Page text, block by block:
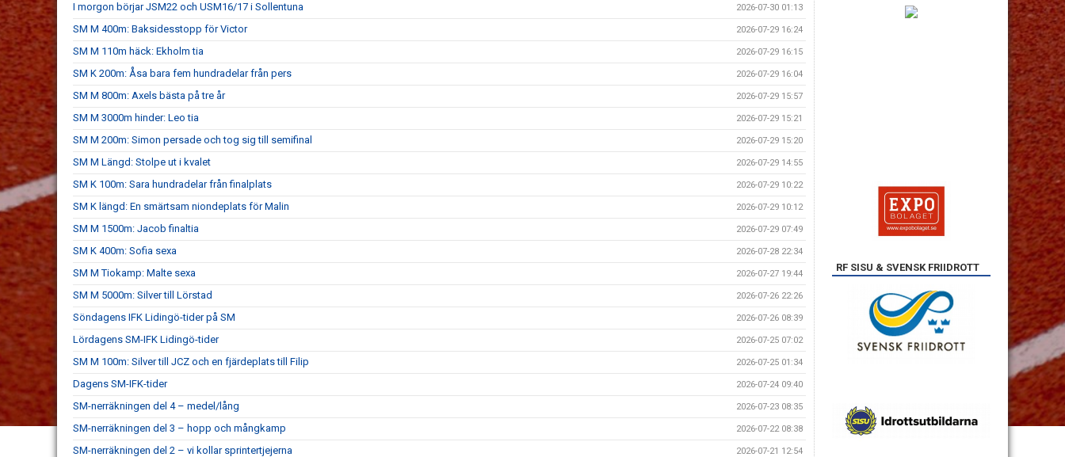
I morgon börjar JSM22 och USM16/17 i Sollentuna 2026-07-30 01:13
SM M 400m: Baksidesstopp för Victor 2026-07-29 16:24
SM M 110m häck: Ekholm tia 2026-07-29 16:15
SM K 200m: Åsa bara fem hundradelar från pers 2026-07-29 16:04
SM M 800m: Axels bästa på tre år 2026-07-29 15:57
SM M 3000m hinder: Leo tia 2026-07-29 15:21
SM M 200m: Simon persade och tog sig till semifinal 2026-07-29 15:20
SM M Längd: Stolpe ut i kvalet 2026-07-29 14:55
SM K 100m: Sara hundradelar från finalplats 2026-07-29 10:22
SM K längd: En smärtsam niondeplats för Malin 2026-07-29 10:12
SM M 1500m: Jacob finaltia 2026-07-29 07:49
SM K 400m: Sofia sexa 2026-07-28 22:34
SM M Tiokamp: Malte sexa 2026-07-27 19:44
SM M 5000m: Silver till Lörstad 2026-07-26 22:26
Söndagens IFK Lidingö-tider på SM 2026-07-26 08:39
Lördagens SM-IFK Lidingö-tider 2026-07-25 07:02
SM M 100m: Silver till JCZ och en fjärdeplats till Filip 2026-07-25 01:34
Dagens SM-IFK-tider 2026-07-24 09:40
SM-nerräkningen del 4 – medel/lång 2026-07-23 08:35
SM-nerräkningen del 3 – hopp och mångkamp 2026-07-22 08:38
SM-nerräkningen del 2 – vi kollar sprintertjejerna 2026-07-21 12:54
RF SISU & SVENSK FRIIDROTT